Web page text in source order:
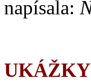
napísala:
UKÁŽKY